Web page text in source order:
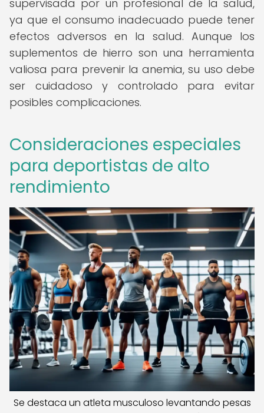
supervisada por un profesional de la salud,
ya que el consumo inadecuado puede tener
efectos adversos en la salud. Aunque los
suplementos de hierro son una herramienta
valiosa para prevenir la anemia, su uso debe
ser cuidadoso y controlado para evitar
posibles complicaciones.
Consideraciones especiales
para deportistas de alto
rendimiento
Se destaca un atleta musculoso levantando pesas